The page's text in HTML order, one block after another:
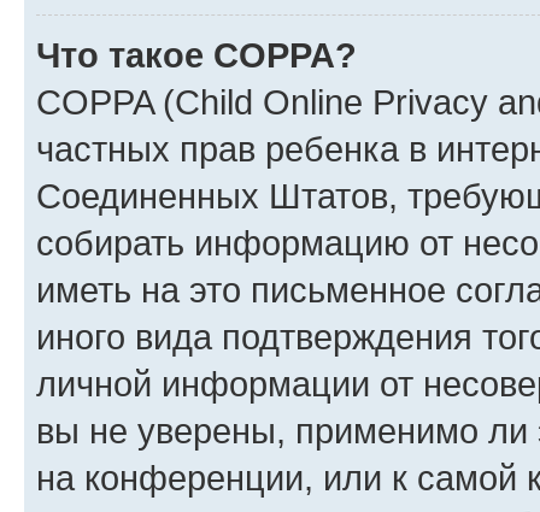
Что такое COPPA?
COPPA (Child Online Privacy
частных прав ребенка в
Соединенных Штатов,
собирать информацию от
иметь на это письменное
иного вида подтверждения
личной информации от
вы не уверены, применимо ли
на конференции, или к самой